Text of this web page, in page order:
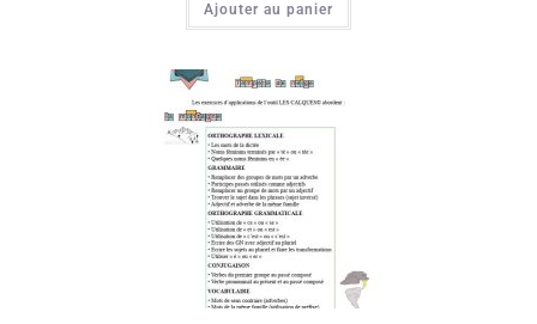
Ajouter au panier